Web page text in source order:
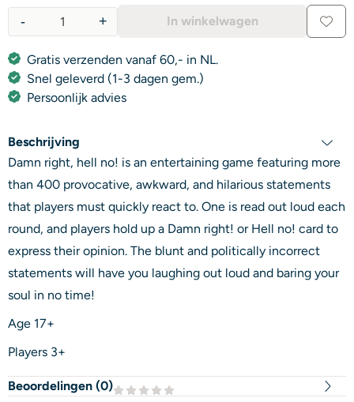
+
- In winkelwagen
Gratis verzenden vanaf 60,- in NL.
Snel geleverd (1-3 dagen gem.)
Persoonlijk advies
Beschrijving
Damn right, hell no! is an entertaining game featuring more
than 400 provocative, awkward, and hilarious statements
that players must quickly react to. One is read out loud each
round, and players hold up a Damn right! or Hell no! card to
express their opinion. The blunt and politically incorrect
statements will have you laughing out loud and baring your
soul in no time!
Age 17+
Players 3+
Beoordelingen (0)